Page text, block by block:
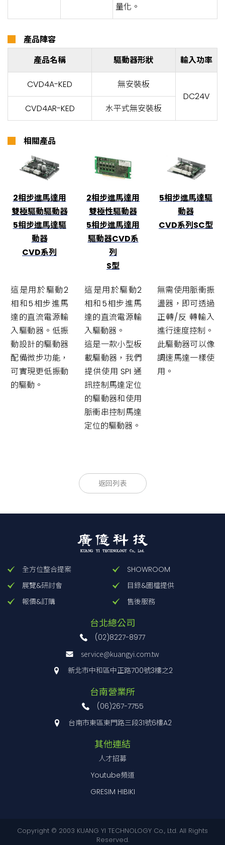
量化。
產品陣容
產品名稱
驅動器形狀 輸入功率
CVD4A-KED
無安裝板
DC24V
CVD4AR-KED
水平式無安裝板
相關產品
2相步進馬達用
雙極驅動驅動器
5相步進馬達驅
動器
CVD系列
2相步進馬達用
雙極性驅動器
5相步進馬達用
驅動器CVD系
列
S型
5相步進馬達驅
動器
CVD系列SC型
這是用於驅動2
相和5相步進馬
達的直流電源輸
入驅動器。低振
動設計的驅動器
配備微步功能，
可實現更低振動
的驅動。
這是用於驅動2
相和5相步進馬
達的直流電源輸
入驅動器。
這是一款小型板
載驅動器，我們
提供使用 SPI 通
訊控制馬達定位
的驅動器和使用
脈衝串控制馬達
定位的驅動器。
無需使用脈衝振
盪器，即可透過
正轉/反 轉輸入
進行速度控制。
此驅動器可以像
調速馬達一樣使
用。
返回列表
全方位整合提案
SHOWROOM
展覽&研討會
目錄&圖檔提供
報價&訂購
售後服務
台北總公司
(02)8227-8977
service@kuangyi.com.tw
新北市中和區中正路700號3樓之2
台南營業所
(06)267-7755
台南市東區東門路三段31號6樓A2
其他連結
人才招募
Youtube頻道
GRESIM HIBIKI
Copyright © 2003 KUANG YI TECHNOLOGY Co., Ltd. All Rights
Reserved.